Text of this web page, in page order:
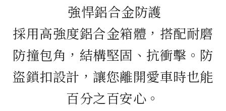
強悍鋁合金防護
採用高強度鋁合金箱體，搭配耐磨
防撞包角，結構堅固、抗衝擊。防
盜鎖扣設計，讓您離開愛車時也能
百分之百安心。